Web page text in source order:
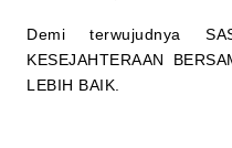
Demi terwujudnya
KESEJAHTERAAN
LEBIH BAIK.